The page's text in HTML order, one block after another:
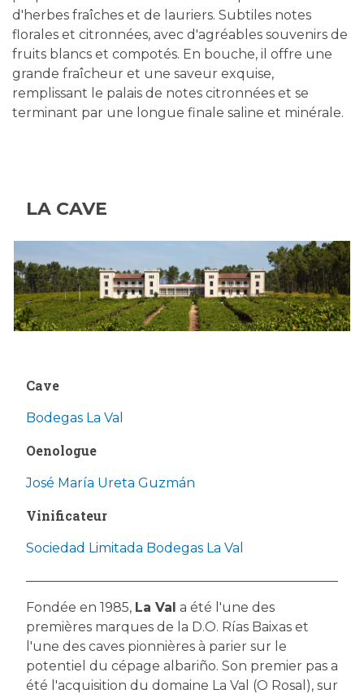
d'herbes fraîches et de lauriers. Subtiles notes
florales et citronnées, avec d'agréables souvenirs de
fruits blancs et compotés. En bouche, il offre une
grande fraîcheur et une saveur exquise,
remplissant le palais de notes citronnées et se
terminant par une longue finale saline et minérale.
LA CAVE
Cave
Bodegas La Val
Oenologue
José María Ureta Guzmán
Vinificateur
Sociedad Limitada Bodegas La Val
Fondée en 1985, La Val a été l'une des
premières marques de la D.O. Rías Baixas et
l'une des caves pionnières à parier sur le
potentiel du cépage albariño. Son premier pas a
été l'acquisition du domaine La Val (O Rosal), sur